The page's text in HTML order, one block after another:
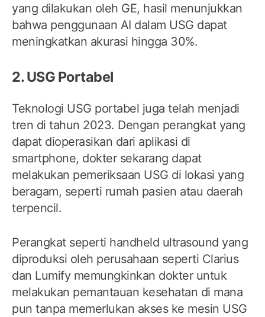
yang dilakukan oleh GE, hasil menunjukkan
bahwa penggunaan AI dalam USG dapat
meningkatkan akurasi hingga 30%.
2. USG Portabel
Teknologi USG portabel juga telah menjadi
tren di tahun 2023. Dengan perangkat yang
dapat dioperasikan dari aplikasi di
smartphone, dokter sekarang dapat
melakukan pemeriksaan USG di lokasi yang
beragam, seperti rumah pasien atau daerah
terpencil.
Perangkat seperti handheld ultrasound yang
diproduksi oleh perusahaan seperti Clarius
dan Lumify memungkinkan dokter untuk
melakukan pemantauan kesehatan di mana
pun tanpa memerlukan akses ke mesin USG